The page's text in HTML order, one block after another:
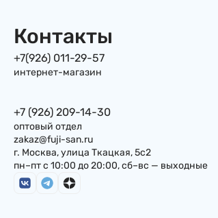
Контакты
+7(926) 011-29-57
интернет-магазин
+7 (926) 209-14-30
оптовый отдел
zakaz@fuji-san.ru
г. Москва, улица Ткацкая, 5с2
пн–пт с 10:00 до 20:00, сб–вс — выходные